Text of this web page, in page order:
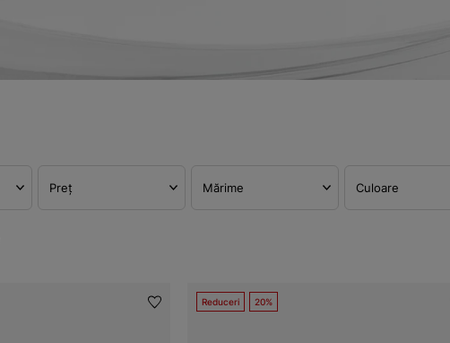
Preț Mărime Culoare
Reduceri 20%